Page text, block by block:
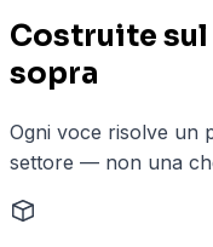
Costruite
sopra
Ogni voce risolve un
settore — non una